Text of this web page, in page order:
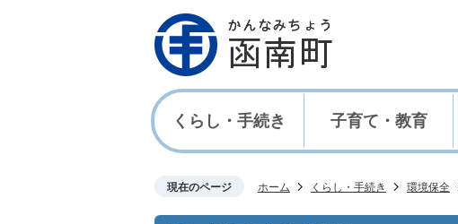
くらし・手続き 子育て・教育
現在のページ ホーム くらし・手続き 環境保全